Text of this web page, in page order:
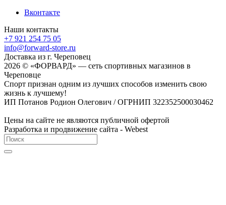
Вконтакте
Наши контакты
+7 921 254 75 05
info@forward-store.ru
Доставка из г. Череповец
2026 © «ФОРВАРД» — сеть спортивных магазинов в
Череповце
Спорт признан одним из лучших способов изменить свою
жизнь к лучшему!
ИП Потанов Родион Олегович / ОГРНИП 322352500030462
Цены на сайте не являются публичной офертой
Разработка и продвижение сайта - Webest